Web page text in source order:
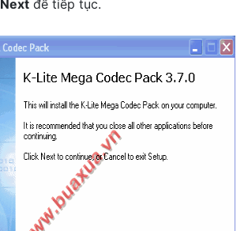
Next để tiếp tục.